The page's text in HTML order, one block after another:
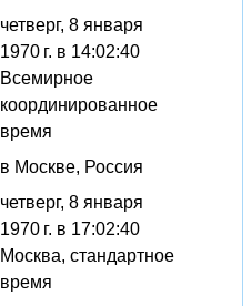
четверг, 8 января
1970 г. в 14:02:40
Всемирное
координированное
время
в Москве, Россия
четверг, 8 января
1970 г. в 17:02:40
Москва, стандартное
время